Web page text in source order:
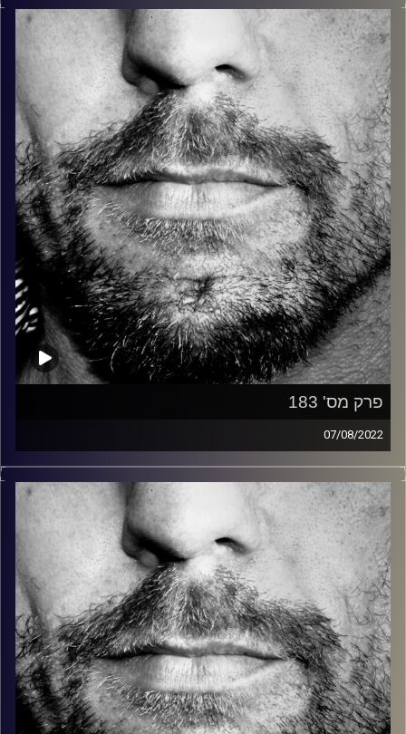
בלוז, bluegrass, ג'אז, Fאנק, פרוגרסיב ואפילו אלקטרוניקה.
כל מה שחי, אמיתי ונושם.
עם שמוליק רגב.
קרדיט תמונות: David Goehring
פרק מס' 183
07/08/2022
זיפים, מוזיקה מחוספסת של הופעות חיות. הרבה ג'אם, רוק,
בלוז, bluegrass, ג'אז, Fאנק, פרוגרסיב ואפילו אלקטרוניקה.
כל מה שחי, אמיתי ונושם.
עם שמוליק רגב.
קרדיט תמונות: David Goehring